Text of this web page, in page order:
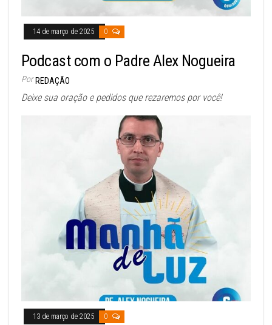
14 de março de 2025 0
Podcast com o Padre Alex Nogueira
Por REDAÇÃO
Deixe sua oração e pedidos que rezaremos por você!
13 de março de 2025 0